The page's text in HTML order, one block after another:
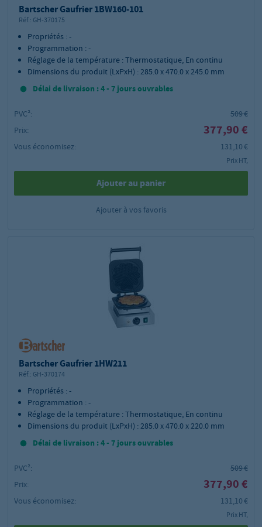
Bartscher Gaufrier 1BW160-101
Réf.: GH-370175
Propriétés : -
Programmation : -
Réglage de la température : Thermostatique, En continu
Dimensions du produit (LxPxH) : 285.0 x 470.0 x 245.0 mm
Délai de livraison : 4 - 7 jours ouvrables
PVC²:
509 €
Prix:
377,90 €
Vous économisez: 131,10 €
Prix HT,
Ajouter au panier
Ajouter à vos favoris
Bartscher Gaufrier 1HW211
Réf.: GH-370174
Propriétés : -
Programmation : -
Réglage de la température : Thermostatique, En continu
Dimensions du produit (LxPxH) : 285.0 x 470.0 x 220.0 mm
Délai de livraison : 4 - 7 jours ouvrables
PVC²:
509 €
Prix:
377,90 €
Vous économisez: 131,10 €
Prix HT,